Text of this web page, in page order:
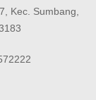
Kec. Sumbang,